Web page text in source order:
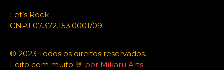
Let’s Rock
CNPJ 07.372.153.0001/09
© 2023 Todos os direitos reservados.
Feito com muito 🤘 por Mikaru Arts